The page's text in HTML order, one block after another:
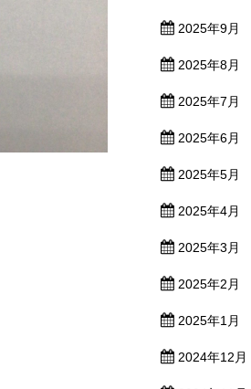
2025年9月
2025年8月
2025年7月
2025年6月
2025年5月
2025年4月
2025年3月
2025年2月
2025年1月
2024年12月